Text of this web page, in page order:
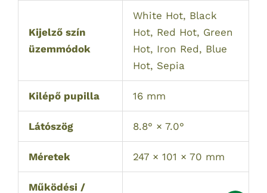
Kijelző szín
üzemmódok
White Hot, Black
Hot, Red Hot, Green
Hot, Iron Red, Blue
Hot, Sepia
Kilépő pupilla 16 mm
Látószög 8.8° × 7.0°
Méretek 247 × 101 × 70 mm
Működési /